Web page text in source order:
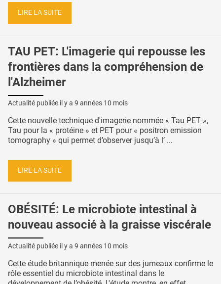
LIRE LA SUITE
TAU PET: L'imagerie qui repousse les
frontières dans la compréhension de
l'Alzheimer
Actualité publiée il y a 9 années 10 mois
Cette nouvelle technique d'imagerie nommée « Tau PET »,
Tau pour la « protéine » et PET pour « positron emission
tomography » qui permet d’observer jusqu’à l’ ...
LIRE LA SUITE
OBÉSITÉ: Le microbiote intestinal à
nouveau associé à la graisse viscérale
Actualité publiée il y a 9 années 10 mois
Cette étude britannique menée sur des jumeaux confirme le
rôle essentiel du microbiote intestinal dans le